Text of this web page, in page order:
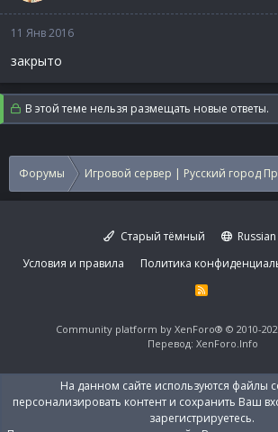
11 Янв 2016
закрыто
В этой теме нельзя размещать новые ответы.
Форумы Игровой сервер | Русский город
Старый тёмный
Условия и правила
Политика
R
Community platform by XenForo® © 2010-
Перевод: XenForo.Info